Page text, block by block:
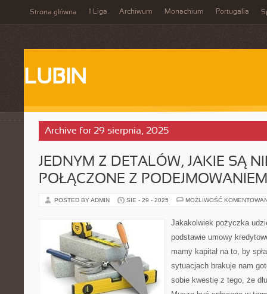
Strona główna 1 Liga Archiwum Monachium Portugalia
LUBIN
Archive for 29 sierpnia, 2025
JEDNYM Z DETALÓW, JAKIE SĄ
POŁĄCZONE Z
POSTED BY ADMIN SIE - 29 - 2025 MOŻLIWOŚĆ
Jakakolwiek pożyczka
podstawie umowy
mamy kapitał na to, by
sytuacjach brakuje nam
sobie kwestię z tego, że